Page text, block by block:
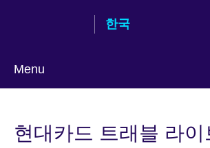
content
한국
Menu
현대카드 트래블 라이